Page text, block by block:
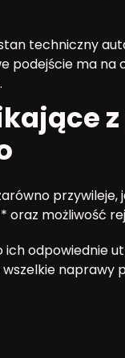
techniczny
podejście ma na
przywileje,
oraz możliwość
odpowiednie
naprawy